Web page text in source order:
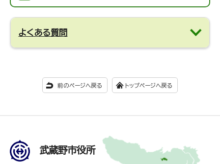
よくある質問
前のページへ戻る トップページへ戻る
武蔵野市役所